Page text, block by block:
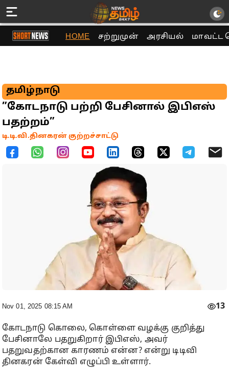
HOME சற்றுமுன் அரசியல் மாவட்ட
தமிழ்நாடு
”கோடநாடு பற்றி பேசினால் இபிஎஸ்
பதற்றம்”
டி.டி.வி.தினகரன் குற்றச்சாட்டு
Nov 01, 2025 08:15 AM 13
கோடநாடு கொலை, கொள்ளை வழக்கு குறித்து
பேசினாலே பதறுகிறார் இபிஎஸ், அவர்
பதறுவதற்கான காரணம் என்ன? என்று டிடிவி
தினகரன் கேள்வி எழுப்பி உள்ளார்.